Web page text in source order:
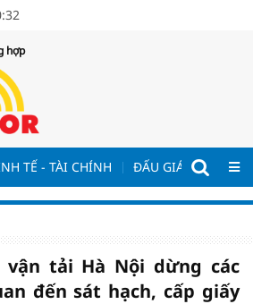
hợp
TẾ - TÀI CHÍNH ĐẤU GIÁ - ĐẤU
vận tải Hà Nội dừng các
đến sát hạch, cấp giấy